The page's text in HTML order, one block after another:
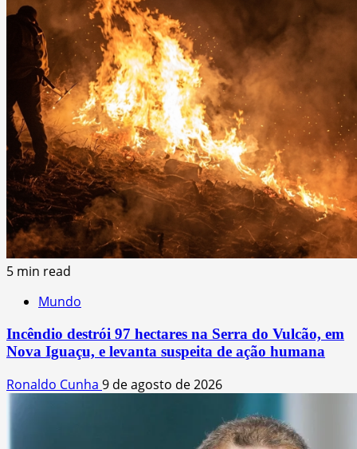
5 min read
Mundo
Incêndio destrói 97 hectares na Serra do Vulcão, em
Nova Iguaçu, e levanta suspeita de ação humana
Ronaldo Cunha 9 de agosto de 2026